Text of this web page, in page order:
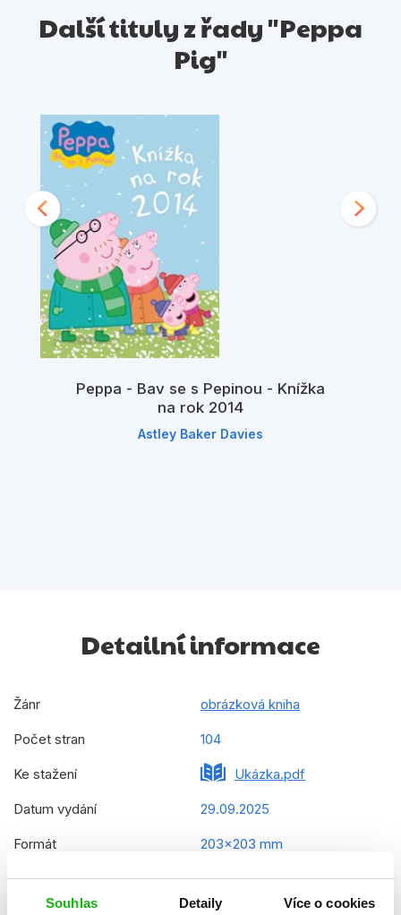
Souhlas Detaily Více o cookies
Všechny kategorie
Další tituly z řady "Peppa
Pig"
Peppa - Bav se s Pepinou - Knížka
na rok 2014
Astley Baker Davies
Detailní informace
Žánr obrázková kniha
Počet stran 104
Ke stažení Ukázka.pdf
Datum vydání 29.09.2025
Formát 203x203 mm
Hmotnost 0,376 kg